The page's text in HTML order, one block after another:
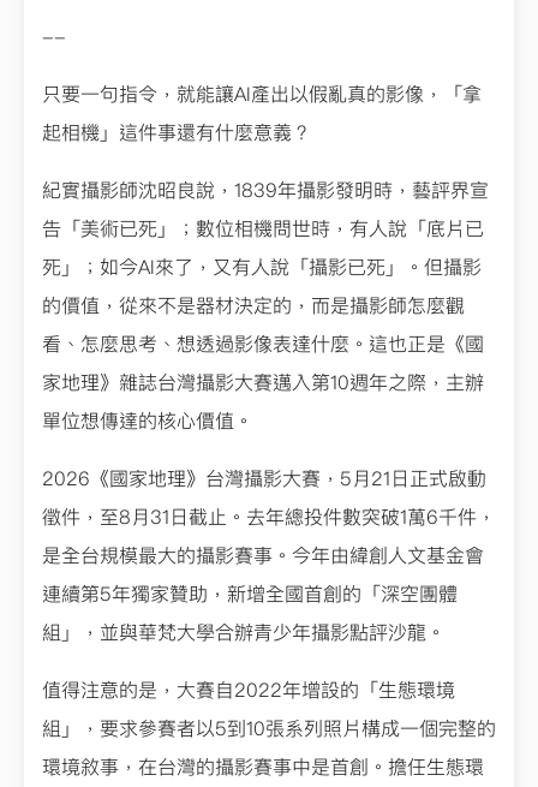
--
只要一句指令，就能讓AI產出以假亂真的影像，「拿
起相機」這件事還有什麼意義？
紀實攝影師沈昭良說，1839年攝影發明時，藝評界宣
告「美術已死」；數位相機問世時，有人說「底片已
死」；如今AI來了，又有人說「攝影已死」。但攝影
的價值，從來不是器材決定的，而是攝影師怎麼觀
看、怎麼思考、想透過影像表達什麼。這也正是《國
家地理》雜誌台灣攝影大賽邁入第10週年之際，主辦
單位想傳達的核心價值。
2026《國家地理》台灣攝影大賽，5月21日正式啟動
徵件，至8月31日截止。去年總投件數突破1萬6千件，
是全台規模最大的攝影賽事。今年由緯創人文基金會
連續第5年獨家贊助，新增全國首創的「深空團體
組」，並與華梵大學合辦青少年攝影點評沙龍。
值得注意的是，大賽自2022年增設的「生態環境
組」，要求參賽者以5到10張系列照片構成一個完整的
環境敘事，在台灣的攝影賽事中是首創。擔任生態環